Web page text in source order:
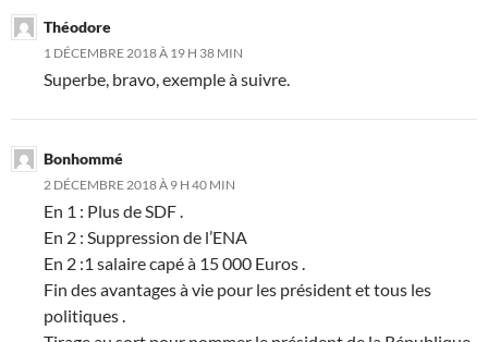
Théodore
1 DÉCEMBRE 2018 À 19 H 38 MIN
Superbe, bravo, exemple à suivre.
Bonhommé
2 DÉCEMBRE 2018 À 9 H 40 MIN
En 1 : Plus de SDF .
En 2 : Suppression de l’ENA
En 2 :1 salaire capé à 15 000 Euros .
Fin des avantages à vie pour les président et tous les
politiques .